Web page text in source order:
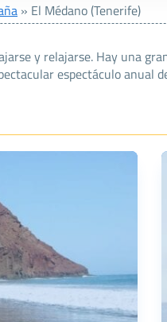
» El Médano (Tenerife)
y relajarse. Hay una
espectáculo anual